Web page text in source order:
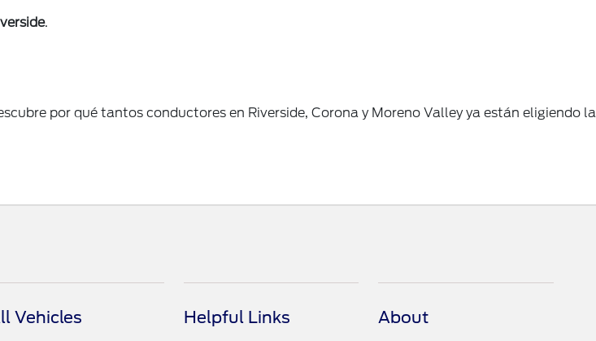
.
por qué tantos conductores en Riverside, Corona y Moreno Valley ya están eligiendo la
Vehicles Helpful Links About